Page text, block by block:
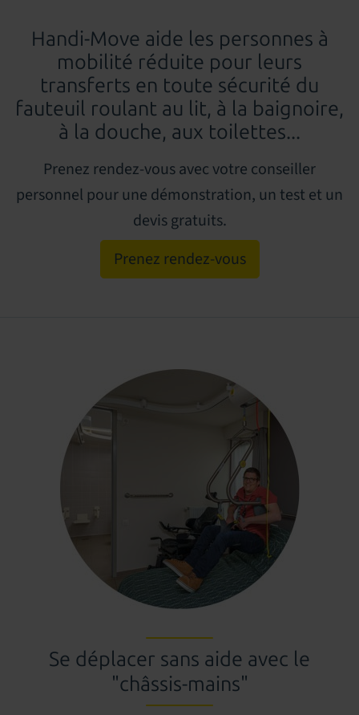
Handi-Move aide les personnes à
mobilité réduite pour leurs
transferts en toute sécurité du
fauteuil roulant au lit, à la baignoire,
à la douche, aux toilettes...
Prenez rendez-vous avec votre conseiller
personnel pour une démonstration, un test et un
devis gratuits.
Prenez rendez-vous
Se déplacer sans aide avec le
"châssis-mains"